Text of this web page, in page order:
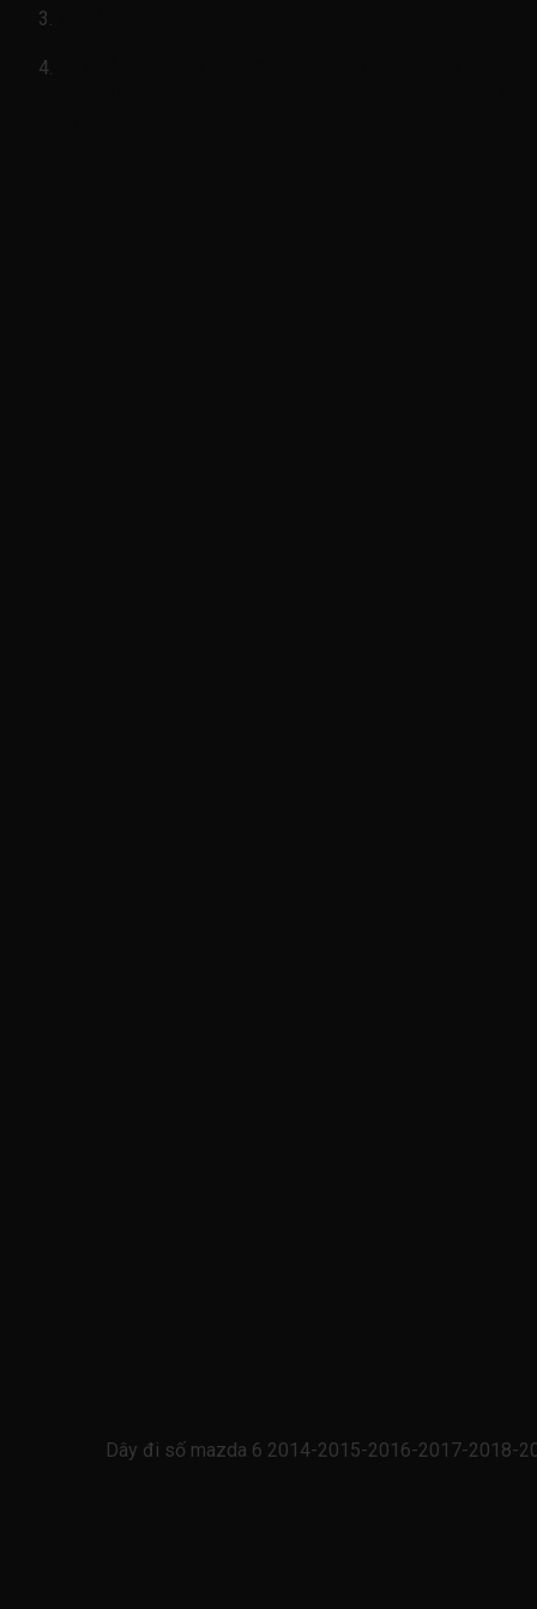
Dây đi số mazda 6 2014-2015-2016-2017-2018-